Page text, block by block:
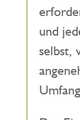
und
selbst,